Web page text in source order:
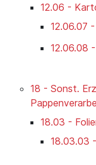
12.06 -
12.06.07
12.06.08
18 - Sonst.
18.03 -
18.03.03